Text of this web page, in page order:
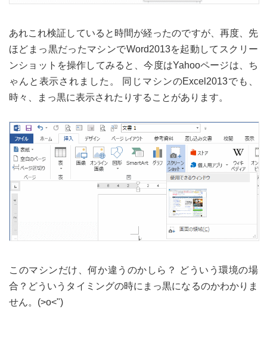
あれこれ検証していると時間が経ったのですが、再度、先
ほどまっ黒だったマシンでWord2013を起動してスクリー
ンショットを操作してみると、今度はYahooページは、ち
ゃんと表示されました。 同じマシンのExcel2013でも、
時々、まっ黒に表示されたりすることがあります。
このマシンだけ、何か違うのかしら？ どういう環境の場
合？どういうタイミングの時にまっ黒になるのかわかりま
せん。(>o<")